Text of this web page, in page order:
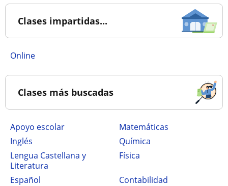
Clases impartidas...
online
Clases más buscadas
Apoyo escolar
Matemáticas
Inglés
Química
Lengua Castellana y
Literatura
Física
Español
Contabilidad